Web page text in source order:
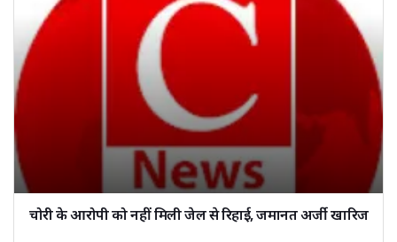
चोरी के आरोपी को नहीं मिली जेल से रिहाई, जमानत अर्जी खारिज